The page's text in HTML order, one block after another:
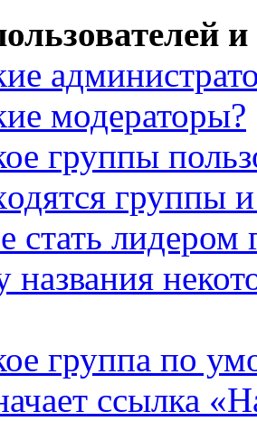
модераторы?
группы
группы
стать лидером
названия
группа по
ссылка